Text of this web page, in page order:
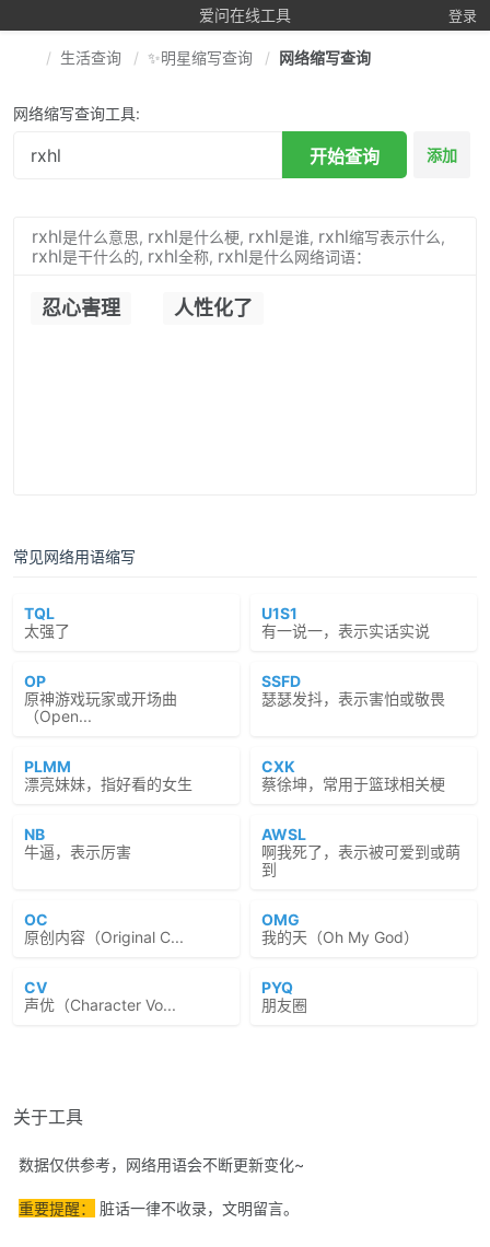
爱问在线工具 登录
生活查询 ✨明星缩写查询 网络缩写查询
网络缩写查询工具:
开始查询 添加
rxhl是什么意思, rxhl是什么梗, rxhl是谁, rxhl缩写表示什么,
rxhl是干什么的, rxhl全称, rxhl是什么网络词语：
忍心害理 人性化了
常见网络用语缩写
TQL
太强了
U1S1
有一说一，表示实话实说
OP
原神游戏玩家或开场曲
（Open...
SSFD
瑟瑟发抖，表示害怕或敬畏
PLMM
漂亮妹妹，指好看的女生
CXK
蔡徐坤，常用于篮球相关梗
NB
牛逼，表示厉害
AWSL
啊我死了，表示被可爱到或萌
到
OC
原创内容（Original C...
OMG
我的天（Oh My God）
CV
声优（Character Vo...
PYQ
朋友圈
关于工具
数据仅供参考，网络用语会不断更新变化~
重要提醒： 脏话一律不收录，文明留言。